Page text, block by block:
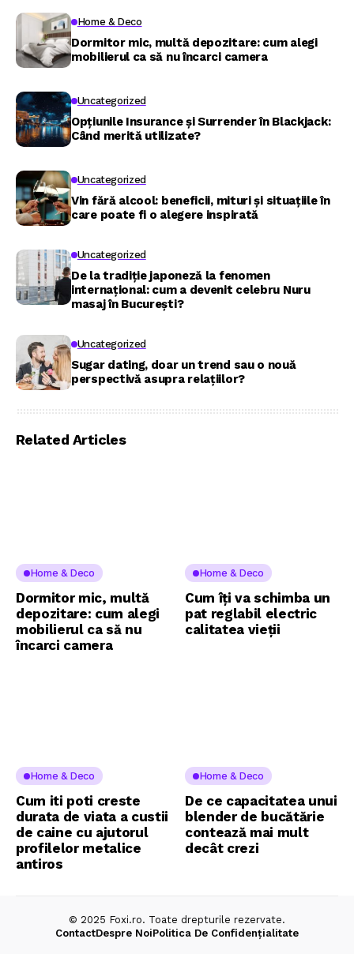
Home & Deco
Dormitor mic, multă depozitare: cum alegi
mobilierul ca să nu încarci camera
Uncategorized
Opțiunile Insurance și Surrender în Blackjack:
Când merită utilizate?
Uncategorized
Vin fără alcool: beneficii, mituri și situațiile în
care poate fi o alegere inspirată
Uncategorized
De la tradiție japoneză la fenomen
internațional: cum a devenit celebru Nuru
masaj în București?
Uncategorized
Sugar dating, doar un trend sau o nouă
perspectivă asupra relațiilor?
Related Articles
Home & Deco
Dormitor mic, multă
depozitare: cum alegi
mobilierul ca să nu
încarci camera
Home & Deco
Cum îți va schimba un
pat reglabil electric
calitatea vieții
Home & Deco
Cum iti poti creste
durata de viata a custii
de caine cu ajutorul
profilelor metalice
antiros
Home & Deco
De ce capacitatea unui
blender de bucătărie
contează mai mult
decât crezi
© 2025 Foxi.ro. Toate drepturile rezervate.
ContactDespre NoiPolitica De Confidențialitate